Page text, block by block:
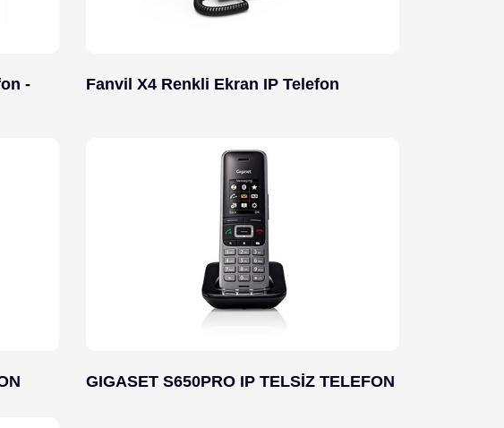
-
Fanvil X4 Renkli Ekran IP Telefon
GIGASET S650PRO IP TELSİZ TELEFON